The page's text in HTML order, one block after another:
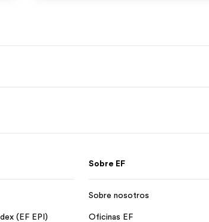
(EF EPI)
Sobre EF
Sobre nosotros
Oficinas EF